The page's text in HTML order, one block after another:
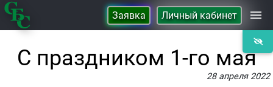
Заявка Личный кабинет
Займы
С праздником 1-го мая
28 апреля 2022